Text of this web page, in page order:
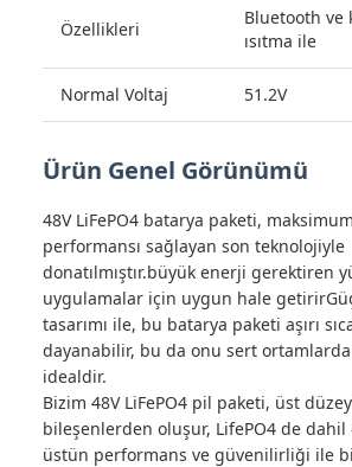
Özellikleri
Bluetooth ve
ısıtma ile
Normal Voltaj 51.2V
Ürün Genel Görünümü
48V LiFePO4 batarya paketi,
performansı sağlayan son teknolojiyle
donatılmıştır.büyük enerji gerektiren
uygulamalar için uygun hale
tasarımı ile, bu batarya paketi aşırı
dayanabilir, bu da onu sert
idealdir.
Bizim 48V LiFePO4 pil paketi, üst
bileşenlerden oluşur, LifePO4 de dahil
üstün performans ve güvenilirliği ile